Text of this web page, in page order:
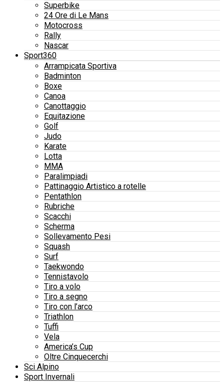
Superbike
24 Ore di Le Mans
Motocross
Rally
Nascar
Sport360
Arrampicata Sportiva
Badminton
Boxe
Canoa
Canottaggio
Equitazione
Golf
Judo
Karate
Lotta
MMA
Paralimpiadi
Pattinaggio Artistico a rotelle
Pentathlon
Rubriche
Scacchi
Scherma
Sollevamento Pesi
Squash
Surf
Taekwondo
Tennistavolo
Tiro a volo
Tiro a segno
Tiro con l’arco
Triathlon
Tuffi
Vela
America’s Cup
Oltre Cinquecerchi
Sci Alpino
Sport Invernali